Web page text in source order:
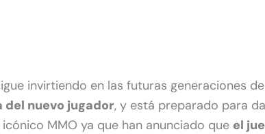
invirtiendo en las futuras generaciones de
del nuevo jugador, y está preparado para
MMO ya que han anunciado que el